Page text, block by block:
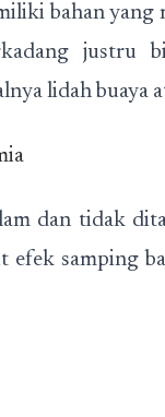
bahan yang
justru
lidah buaya
dan tidak
efek samping